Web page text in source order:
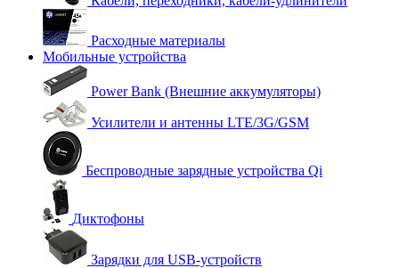
Расходные материалы
Мобильные устройства
Power Bank (Внешние аккумуляторы)
Усилители и антенны LTE/3G/GSM
Беспроводные зарядные устройства Qi
Диктофоны
Зарядки для USB-устройств